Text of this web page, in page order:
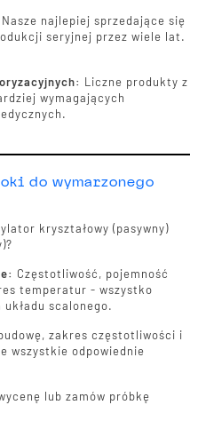
Nasze najlepiej sprzedające się
seryjnej przez wiele lat.
Liczne produkty z
wymagających
do wymarzonego
kryształowy (pasywny)
Częstotliwość, pojemność
temperatur - wszystko
scalonego.
zakres częstotliwości i
wszystkie odpowiednie
lub zamów próbkę